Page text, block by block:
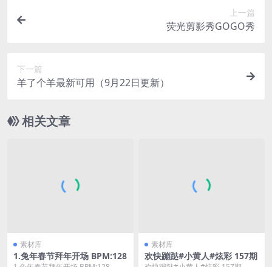
上一篇
荧光剪影秀GOGO秀
下一篇
羊了个羊最新可用（9月22日更新）
相关文章
素材库
1.兔年春节拜年开场 BPM:128
素材库
欢快蹦跶#小黄人#炫彩 157期